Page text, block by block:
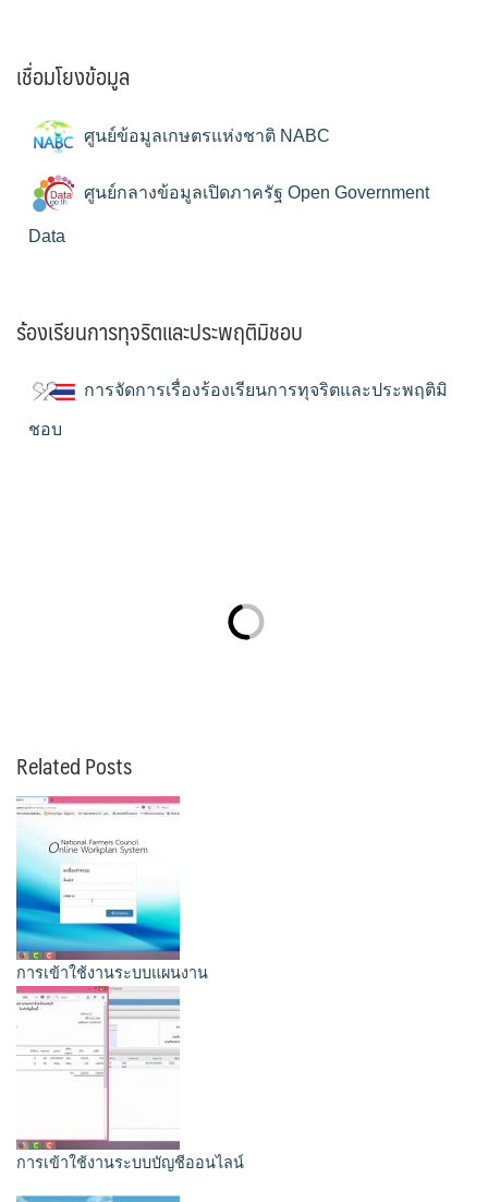
เชื่อมโยงข้อมูล
ศูนย์ข้อมูลเกษตรแห่งชาติ NABC
ศูนย์กลางข้อมูลเปิดภาครัฐ Open Government
Data
ร้องเรียนการทุจริตและประพฤติมิชอบ
การจัดการเรื่องร้องเรียนการทุจริตและประพฤติมิ
ชอบ
Related Posts
การเข้าใช้งานระบบแผนงาน
การเข้าใช้งานระบบบัญชีออนไลน์